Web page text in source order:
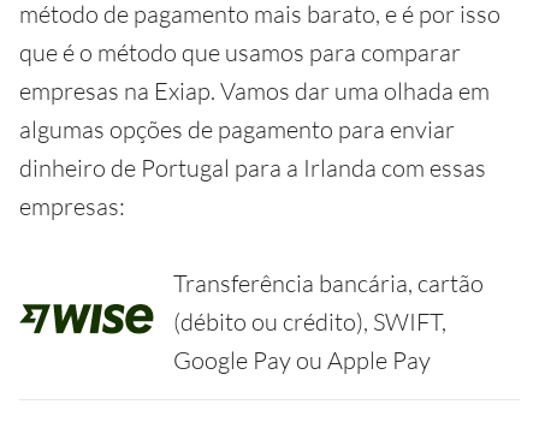
método de pagamento mais barato, e é por isso
que é o método que usamos para comparar
empresas na Exiap. Vamos dar uma olhada em
algumas opções de pagamento para enviar
dinheiro de Portugal para a Irlanda com essas
empresas:
Transferência bancária, cartão
(débito ou crédito), SWIFT,
Google Pay ou Apple Pay